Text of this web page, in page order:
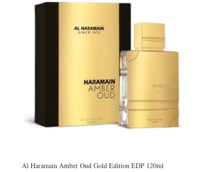
Al Haramain Amber Oud Gold Edition EDP 120ml